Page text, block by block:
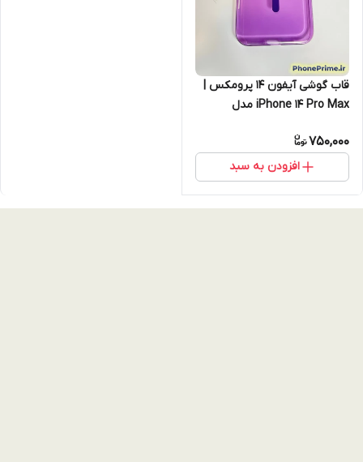
قاب گوشی آیفون 14 پرومکس |
iPhone 14 Pro Max مدل
با فریم لنز تیتانیومی
750,000
افزودن به سبد